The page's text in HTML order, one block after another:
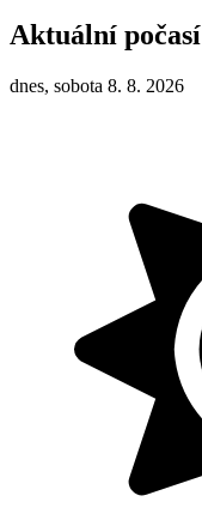
Aktuální počasí
dnes, sobota 8. 8. 2026